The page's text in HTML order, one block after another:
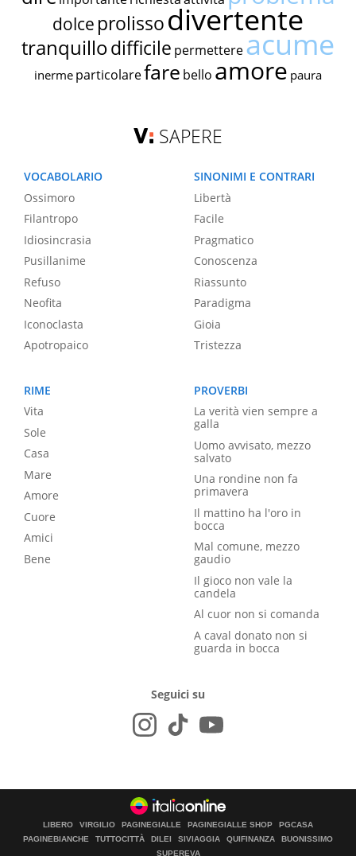
dolce prolissodivertente
tranquillodifficile permettereacume
inerme particolarefare bello amore paura
SAPERE
VOCABOLARIO
Ossimoro
Filantropo
Idiosincrasia
Pusillanime
Refuso
Neofita
Iconoclasta
Apotropaico
SINONIMI E CONTRARI
Libertà
Facile
Pragmatico
Conoscenza
Riassunto
Paradigma
Gioia
Tristezza
RIME
Vita
Sole
Casa
Mare
Amore
Cuore
Amici
Bene
PROVERBI
La verità vien sempre a
galla
Uomo avvisato, mezzo
salvato
Una rondine non fa
primavera
Il mattino ha l'oro in
bocca
Mal comune, mezzo
gaudio
Il gioco non vale la
candela
Al cuor non si comanda
A caval donato non si
guarda in bocca
Seguici su
LIBERO VIRGILIO PAGINEGIALLE PAGINEGIALLE SHOP
PGCASA
PAGINEBIANCHE
TUTTOCITTÀ DILEI SIVIAGGIA QUIFINANZA
BUONISSIMO
SUPEREVA